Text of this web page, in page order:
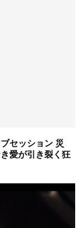
セッション 災
愛が引き裂く狂